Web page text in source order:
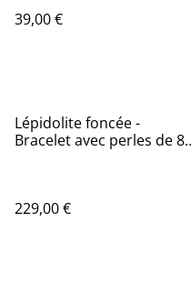
39,00 €
Lépidolite foncée -
Bracelet avec perles de 8
229,00 €